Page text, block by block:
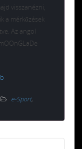
visszanézni,
a mérkőzések
Az angol
e-Sport,